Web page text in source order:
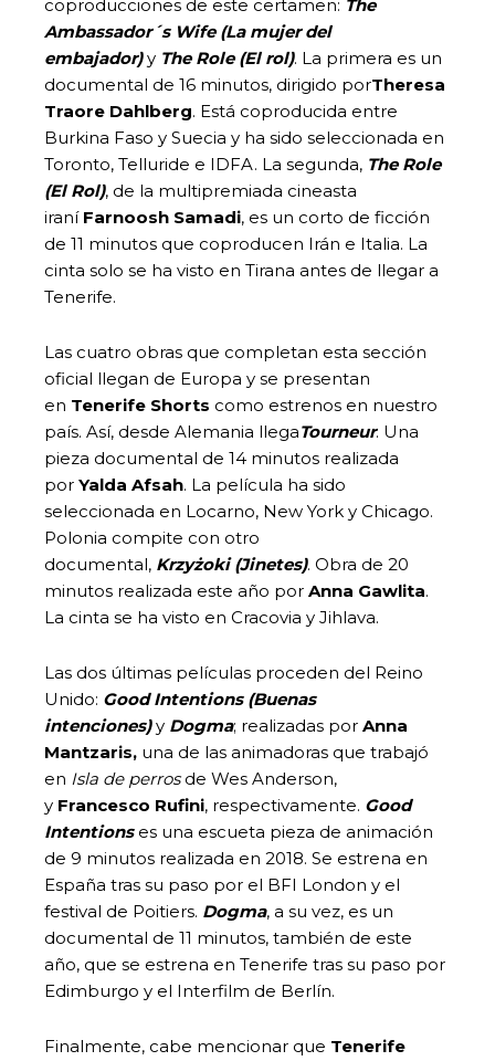
coproducciones de este certamen: The
Ambassador´s Wife (La mujer del
embajador)y The Role (El rol). La primera es un
documental de 16 minutos, dirigido porTheresa
Traore Dahlberg. Está coproducida entre
Burkina Faso y Suecia y ha sido seleccionada en
Toronto, Telluride e IDFA. La segunda, The Role
(El Rol), de la multipremiada cineasta
iraní Farnoosh Samadi, es un corto de ficción
de 11 minutos que coproducen Irán e Italia. La
cinta solo se ha visto en Tirana antes de llegar a
Tenerife.
Las cuatro obras que completan esta sección
oficial llegan de Europa y se presentan
en Tenerife Shorts como estrenos en nuestro
país. Así, desde Alemania llegaTourneur. Una
pieza documental de 14 minutos realizada
por Yalda Afsah. La película ha sido
seleccionada en Locarno, New York y Chicago.
Polonia compite con otro
documental, Krzyżoki(Jinetes). Obra de 20
minutos realizada este año por Anna Gawlita.
La cinta se ha visto en Cracovia y Jihlava.
Las dos últimas películas proceden del Reino
Unido: Good Intentions (Buenas
intenciones)y Dogma; realizadas por Anna
Mantzaris, una de las animadoras que trabajó
en Isla de perrosde Wes Anderson,
y Francesco Rufini, respectivamente. Good
Intentionses una escueta pieza de animación
de 9 minutos realizada en 2018. Se estrena en
España tras su paso por el BFI London y el
festival de Poitiers. Dogma, a su vez, es un
documental de 11 minutos, también de este
año, que se estrena en Tenerife tras su paso por
Edimburgo y el Interfilm de Berlín.
Finalmente, cabe mencionar que Tenerife